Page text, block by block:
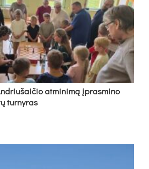
at­mi­ni­mą įpras­mi­no
tur­ny­ras